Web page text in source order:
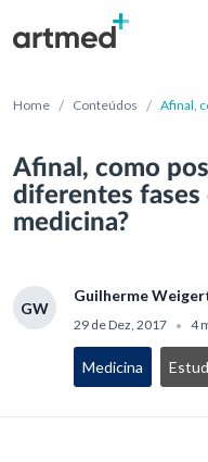
Home / Conteúdos / Afinal,
Afinal, como
diferentes fases
medicina?
GW
Guilherme
29 de Dez, 2017 • 4
Medicina